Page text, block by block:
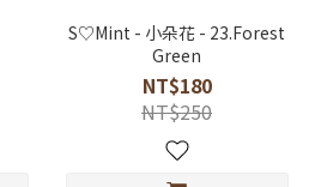
S♡Mint - 小朵花 - 23.Forest
Green
NT$180
NT$250